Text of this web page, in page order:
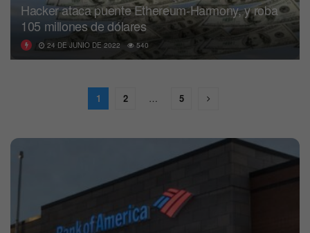
Hacker ataca puente Ethereum-Harmony, y roba
105 millones de dólares
24 DE JUNIO DE 2022 540
1 2 … 5